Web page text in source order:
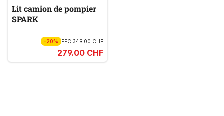
Lit camion de pompier
SPARK
-20% PPC 349.00 CHF
279.00 CHF